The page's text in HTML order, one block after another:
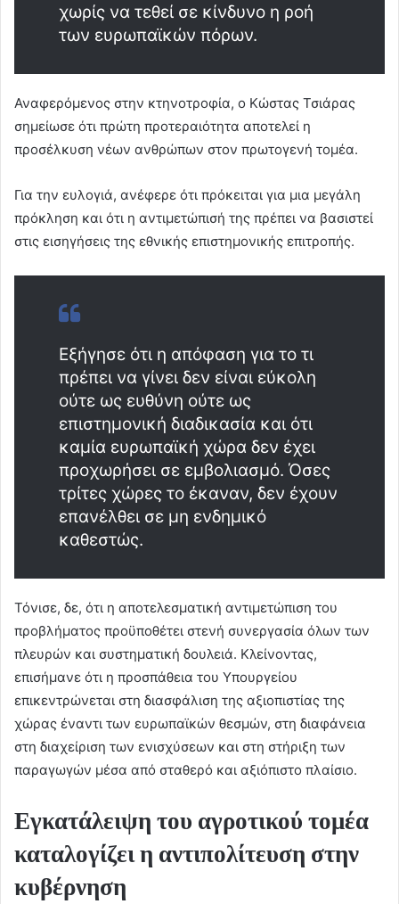
χωρίς να τεθεί σε κίνδυνο η ροή
των ευρωπαϊκών πόρων.
Αναφερόμενος στην κτηνοτροφία, ο Κώστας Τσιάρας
σημείωσε ότι πρώτη προτεραιότητα αποτελεί η
προσέλκυση νέων ανθρώπων στον πρωτογενή τομέα.
Για την ευλογιά, ανέφερε ότι πρόκειται για μια μεγάλη
πρόκληση και ότι η αντιμετώπισή της πρέπει να βασιστεί
στις εισηγήσεις της εθνικής επιστημονικής επιτροπής.
Εξήγησε ότι η απόφαση για το τι
πρέπει να γίνει δεν είναι εύκολη
ούτε ως ευθύνη ούτε ως
επιστημονική διαδικασία και ότι
καμία ευρωπαϊκή χώρα δεν έχει
προχωρήσει σε εμβολιασμό. Όσες
τρίτες χώρες το έκαναν, δεν έχουν
επανέλθει σε μη ενδημικό
καθεστώς.
Τόνισε, δε, ότι η αποτελεσματική αντιμετώπιση του
προβλήματος προϋποθέτει στενή συνεργασία όλων των
πλευρών και συστηματική δουλειά. Κλείνοντας,
επισήμανε ότι η προσπάθεια του Υπουργείου
επικεντρώνεται στη διασφάλιση της αξιοπιστίας της
χώρας έναντι των ευρωπαϊκών θεσμών, στη διαφάνεια
στη διαχείριση των ενισχύσεων και στη στήριξη των
παραγωγών μέσα από σταθερό και αξιόπιστο πλαίσιο.
Εγκατάλειψη του αγροτικού τομέα
καταλογίζει η αντιπολίτευση στην
κυβέρνηση